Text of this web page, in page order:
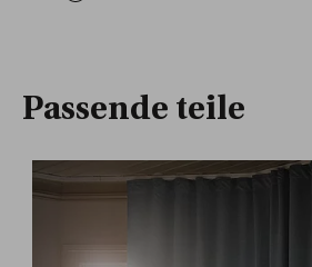
Passende teile